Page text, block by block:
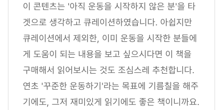
이 콘텐츠는 '아직 운동을 시작하지 않은 분'을 타
겟으로 생각하고 큐레이션하였습니다. 아쉽지만
큐레이션에서 제외한, 이미 운동을 시작한 분들에
게 도움이 되는 내용을 보고 싶으시다면 이 책을
구매해서 읽어보시는 것도 조심스레 추천합니다.
연초 '꾸준한 운동하기'라는 목표에 기름칠을 해주
기에도, 그저 재미있게 읽기에도 좋은 책이니까요.